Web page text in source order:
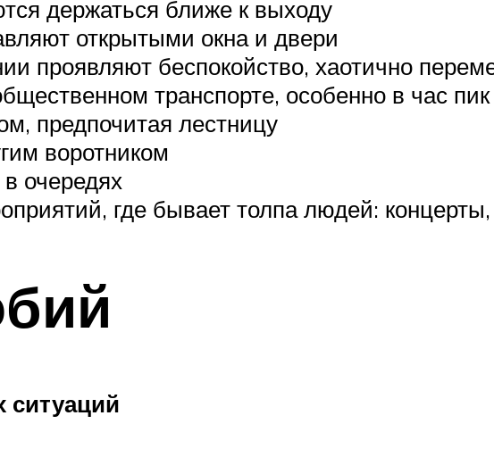
держаться ближе к выходу
открытыми окна и двери
проявляют беспокойство, хаотично
транспорте, особенно в час пик
предпочитая лестницу
воротником
очередях
где бывает толпа людей:
ситуаций